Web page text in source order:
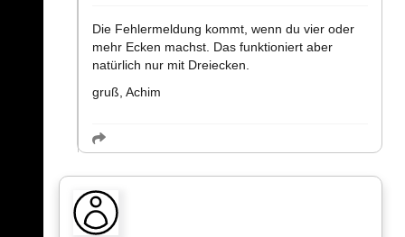
Die Fehlermeldung kommt, wenn du vier oder
mehr Ecken machst. Das funktioniert aber
natürlich nur mit Dreiecken.
gruß, Achim